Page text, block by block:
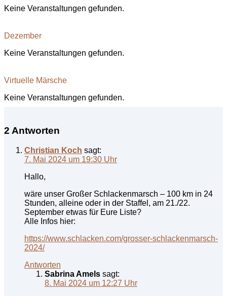
Keine Veranstaltungen gefunden.
Dezember
Keine Veranstaltungen gefunden.
Virtuelle Märsche
Keine Veranstaltungen gefunden.
2 Antworten
Christian Koch sagt:
7. Mai 2024 um 19:30 Uhr
Hallo,
wäre unser Großer Schlackenmarsch – 100 km in 24
Stunden, alleine oder in der Staffel, am 21./22.
September etwas für Eure Liste?
Alle Infos hier:
https://www.schlacken.com/grosser-schlackenmarsch-
2024/
Antworten
Sabrina Amels sagt:
8. Mai 2024 um 12:27 Uhr